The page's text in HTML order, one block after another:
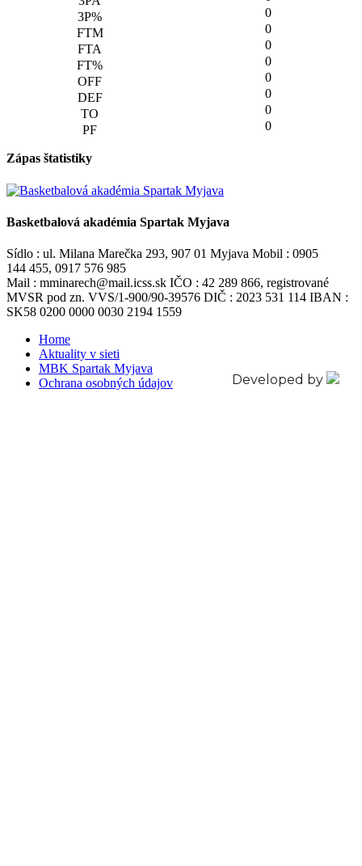
0
0
0
0
0
0
0
0
Zápas štatistiky
Basketbalová akadémia Spartak Myjava
Sídlo : ul. Milana Marečka 293, 907 01 Myjava Mobil : 0905
144 455, 0917 576 985
Mail : mminarech@mail.icss.sk IČO : 42 289 866, registrované
MVSR pod zn. VVS/1-900/90-39576 DIČ : 2023 531 114 IBAN :
SK58 0200 0000 0030 2194 1559
Home
Aktuality v sieti
MBK Spartak Myjava
Ochrana osobných údajov
Developed by